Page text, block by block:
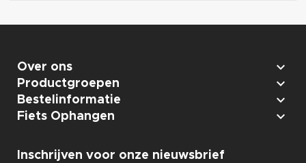
Over ons 
Productgroepen 
Bestelinformatie 
Fiets Ophangen 
Inschrijven voor onze nieuwsbrief